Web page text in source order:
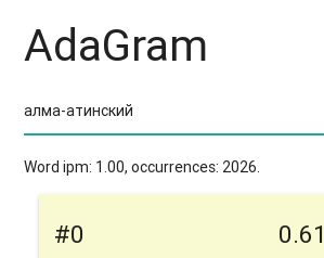
AdaGram
Word ipm: 1.00, occurrences: 2026.
#0 0.61